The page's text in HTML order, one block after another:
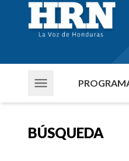
BÚSQUEDA